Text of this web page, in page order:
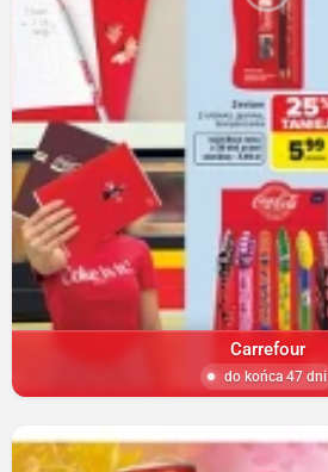
Carrefour
do końca 47 dni